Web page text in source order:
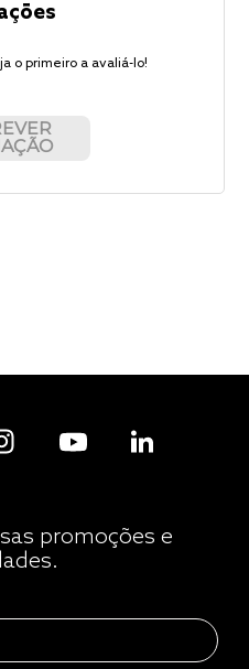
o primeiro a avaliá-lo!
promoções e